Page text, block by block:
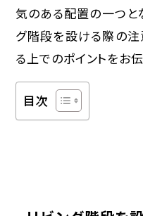
気のある配置の一つと
グ階段を設ける際の注
る上でのポイントをお伝
目次